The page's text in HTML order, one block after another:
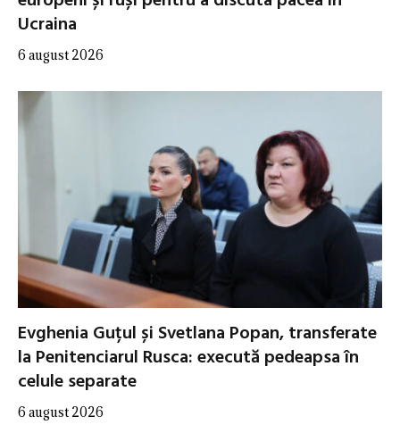
Ucraina
6 august 2026
Evghenia Guțul și Svetlana Popan, transferate
la Penitenciarul Rusca: execută pedeapsa în
celule separate
6 august 2026